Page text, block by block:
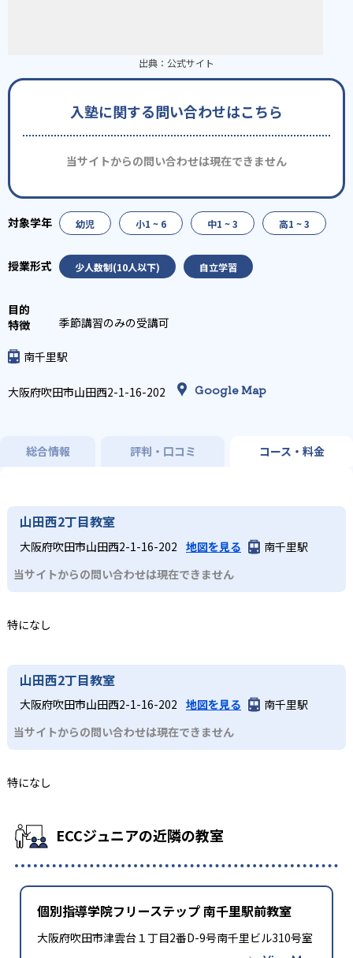
出典： 公式サイト
入塾に関する問い合わせはこちら
当サイトからの問い合わせは現在できません
幼児 小1 ~ 6 中1 ~ 3 高1 ~ 3
少人数制(10人以下) 自立学習
季節講習のみの受講可
南千里駅
大阪府吹田市山田西2-1-16-202 Google Map
総合情報 評判・口コミ コース・料金
山田西2丁目教室
大阪府吹田市山田西2-1-16-202 地図を見る
南千里駅
当サイトからの問い合わせは現在できません
特になし
山田西2丁目教室
大阪府吹田市山田西2-1-16-202 地図を見る
南千里駅
当サイトからの問い合わせは現在できません
特になし
ECCジュニアの近隣の教室
個別指導学院フリーステップ 南千里駅前教室
大阪府吹田市津雲台１丁目2番D-9号南千里ビル310号室